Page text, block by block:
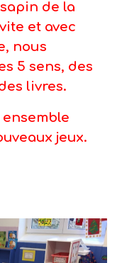
de la
et avec
nous
5 sens, des
livres.
jeux.